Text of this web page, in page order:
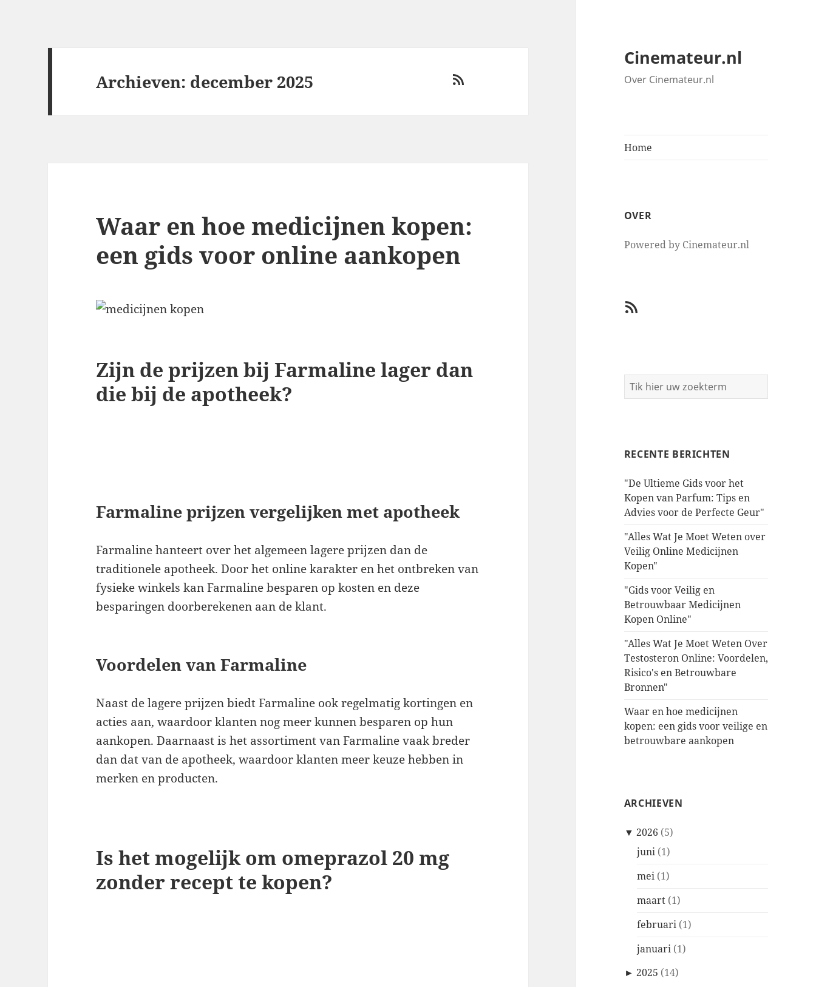
Cinemateur.nl
Over Cinemateur.nl
Home
OVER
Powered by Cinemateur.nl
RSS
RECENTE BERICHTEN
"De Ultieme Gids voor het
Kopen van Parfum: Tips en
Advies voor de Perfecte Geur"
"Alles Wat Je Moet Weten over
Veilig Online Medicijnen
Kopen"
"Gids voor Veilig en
Betrouwbaar Medicijnen
Kopen Online"
"Alles Wat Je Moet Weten Over
Testosteron Online: Voordelen,
Risico's en Betrouwbare
Bronnen"
Waar en hoe medicijnen
kopen: een gids voor veilige en
betrouwbare aankopen
ARCHIEVEN
▼ 2026 (5)
juni (1)
mei (1)
maart (1)
februari (1)
januari (1)
► 2025 (14)
RSS
Archieven: december 2025
Waar en hoe medicijnen kopen:
een gids voor online aankopen
Zijn de prijzen bij Farmaline lager dan
die bij de apotheek?
Farmaline prijzen vergelijken met apotheek
Farmaline hanteert over het algemeen lagere prijzen dan de
traditionele apotheek. Door het online karakter en het ontbreken van
fysieke winkels kan Farmaline besparen op kosten en deze
besparingen doorberekenen aan de klant.
Voordelen van Farmaline
Naast de lagere prijzen biedt Farmaline ook regelmatig kortingen en
acties aan, waardoor klanten nog meer kunnen besparen op hun
aankopen. Daarnaast is het assortiment van Farmaline vaak breder
dan dat van de apotheek, waardoor klanten meer keuze hebben in
merken en producten.
Is het mogelijk om omeprazol 20 mg
zonder recept te kopen?